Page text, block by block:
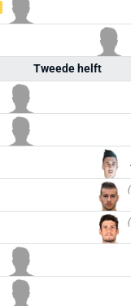
Tweede helft